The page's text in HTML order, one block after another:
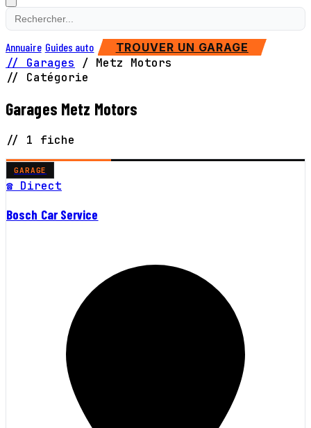
Annuaire Guides auto TROUVER UN GARAGE
// Garages / Metz Motors
// Catégorie
Garages Metz Motors
// 1 fiche
GARAGE
☎ Direct
Bosch Car Service